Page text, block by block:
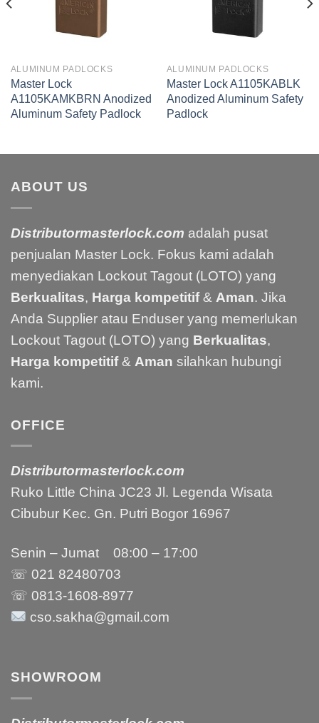
ALUMINUM PADLOCKS
Master Lock
A1105KAMKBRN Anodized
Aluminum Safety Padlock
ALUMINUM PADLOCKS
Master Lock A1105KABLK
Anodized Aluminum Safety
Padlock
ABOUT US
Distributormasterlock.com adalah pusat
penjualan Master Lock. Fokus kami adalah
menyediakan Lockout Tagout (LOTO) yang
Berkualitas, Harga kompetitif& Aman. Jika
Anda Supplier atau Enduser yang memerlukan
Lockout Tagout (LOTO) yang Berkualitas,
Harga kompetitif& Aman silahkan hubungi
kami.
OFFICE
Distributormasterlock.com
Ruko Little China JC23 Jl. Legenda Wisata
Cibubur Kec. Gn. Putri Bogor 16967
Senin – Jumat 08:00 – 17:00
☏ 021 82480703
☏ 0813-1608-8977
cso.sakha@gmail.com
SHOWROOM